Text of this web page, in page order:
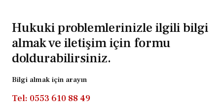
Hukuki problemlerinizle ilgili bilgi
almak ve iletişim için formu
doldurabilirsiniz.
Bilgi almak için arayın
Tel: 0553 610 88 49